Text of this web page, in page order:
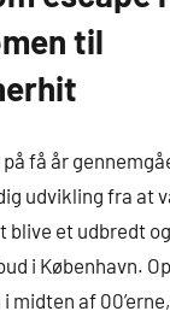
til
få år
udvikling fra at
blive et udbredt
i København.
midten af